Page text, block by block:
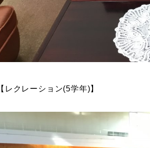
【レクレーション(5学年)】